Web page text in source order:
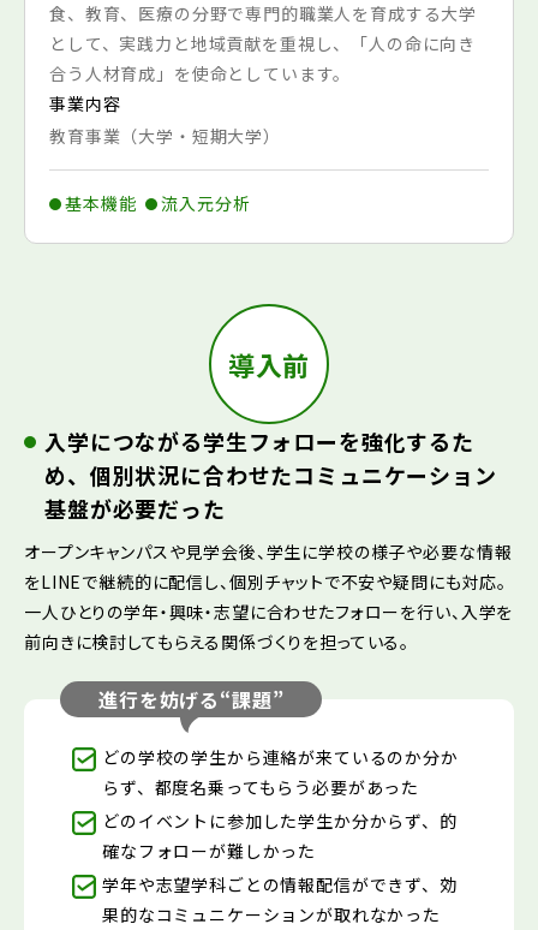
食、教育、医療の分野で専門的職業人を育成する大学
として、実践力と地域貢献を重視し、「人の命に向き
合う人材育成」を使命としています。
事業内容
教育事業（大学・短期大学）
基本機能 流入元分析
導入前
入学につながる学生フォローを強化するた
め、個別状況に合わせたコミュニケーション
基盤が必要だった
オープンキャンパスや見学会後、学生に学校の様子や必要な情報
をLINEで継続的に配信し、個別チャットで不安や疑問にも対応。
一人ひとりの学年・興味・志望に合わせたフォローを行い、入学を
前向きに検討してもらえる関係づくりを担っている。
進行を妨げる“課題”
どの学校の学生から連絡が来ているのか分か
らず、都度名乗ってもらう必要があった
どのイベントに参加した学生か分からず、的
確なフォローが難しかった
学年や志望学科ごとの情報配信ができず、効
果的なコミュニケーションが取れなかった